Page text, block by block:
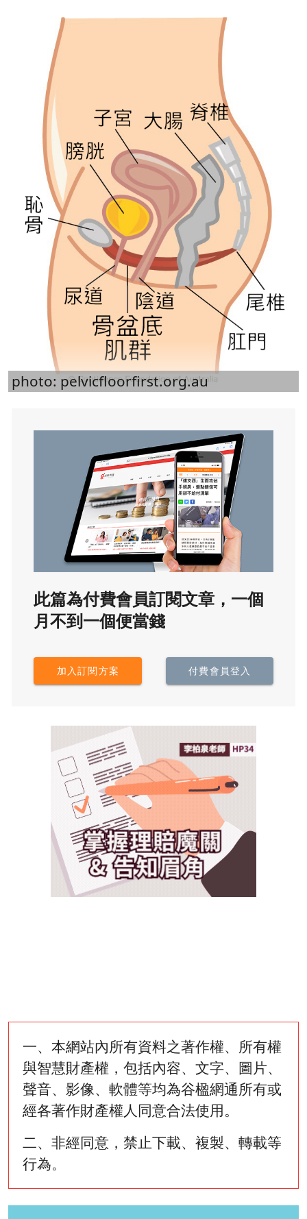
photo: pelvicfloorfirst.org.au
此篇為付費會員訂閱文章，一個
月不到一個便當錢
加入訂閱方案 付費會員登入
一、本網站內所有資料之著作權、所有權
與智慧財產權，包括內容、文字、圖片、
聲音、影像、軟體等均為谷楹網通所有或
經各著作財產權人同意合法使用。
二、非經同意，禁止下載、複製、轉載等
行為。